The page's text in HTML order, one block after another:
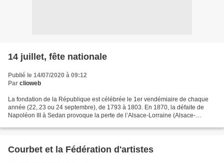
14 juillet, fête nationale
Publié le 14/07/2020 à 09:12
Par clioweb
La fondation de la République est célébrée le 1er vendémiaire de chaque
année (22, 23 ou 24 septembre), de 1793 à 1803. En 1870, la défaite de
Napoléon III à Sedan provoque la perte de l’Alsace-Lorraine (Alsace-
Courbet et la Fédération d'artistes